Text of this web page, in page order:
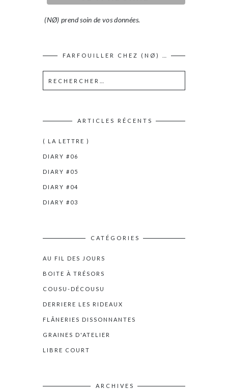
(NØ) prend soin de vos données.
FARFOUILLER CHEZ (NØ) …
ARTICLES RÉCENTS
( LA LETTRE )
DIARY #06
DIARY #05
DIARY #04
DIARY #03
CATÉGORIES
AU FIL DES JOURS
BOITE À TRÉSORS
COUSU-DÉCOUSU
DERRIERE LES RIDEAUX
FLÂNERIES DISSONNANTES
GRAINES D'ATELIER
LIBRE COURT
ARCHIVES